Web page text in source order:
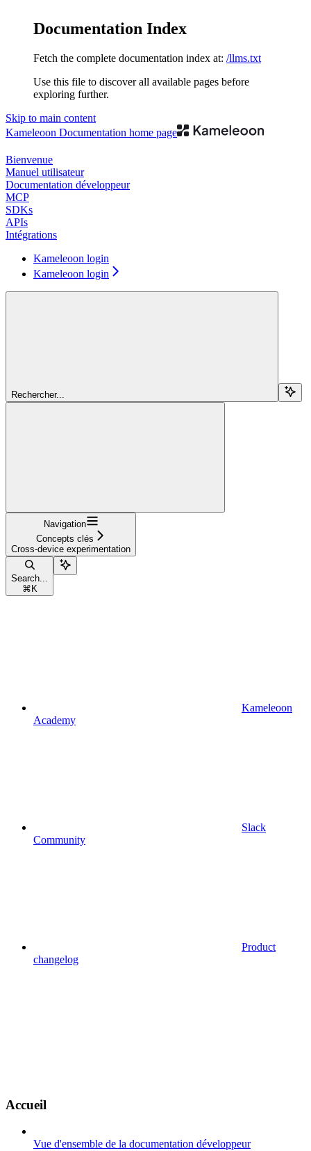
Documentation Index
Fetch the complete documentation index at: /llms.txt
Use this file to discover all available pages before
exploring further.
Skip to main content
Kameleoon Documentation home page
Bienvenue
Manuel utilisateur
Documentation développeur
MCP
SDKs
APIs
Intégrations
Kameleoon login
Kameleoon login
Rechercher...
Navigation
Concepts clés
Cross-device experimentation
Search...
⌘ K
Kameleoon
Academy
Slack
Community
Product
changelog
Accueil
Vue d'ensemble de la documentation développeur